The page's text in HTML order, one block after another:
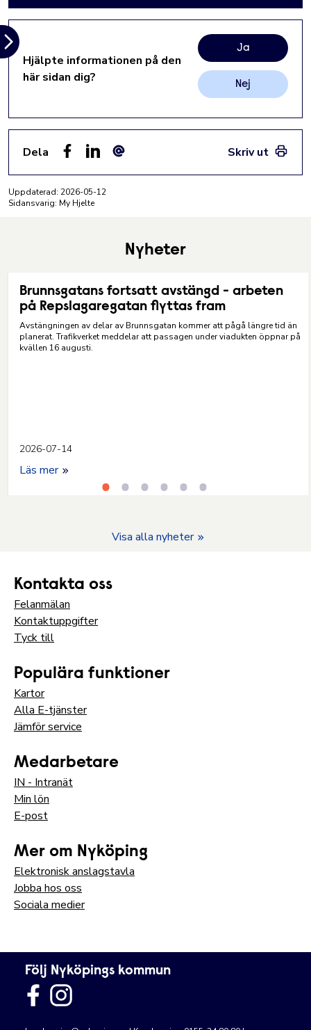
Hjälpte informationen på den
här sidan dig?
Ja
Nej
Dela
Skriv ut
Uppdaterad: 2026-05-12
Sidansvarig: My Hjelte
Nyheter
Brunnsgatans fortsatt avstängd - arbeten
på Repslagaregatan flyttas fram
Avstängningen av delar av Brunnsgatan kommer att pågå längre tid än
planerat. Trafikverket meddelar att passagen under viadukten öppnar på
kvällen 16 augusti.
2026-07-14
Läs mer
Visa alla nyheter
Kontakta oss
Felanmälan
Kontaktuppgifter
Tyck till
Populära funktioner
Kartor
Alla E-tjänster
Jämför service
Medarbetare
IN - Intranät
Min lön
E-post
Mer om Nyköping
Elektronisk anslagstavla
Jobba hos oss
Sociala medier
Följ Nyköpings kommun